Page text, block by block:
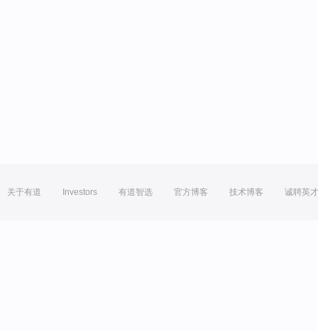
关于有道 Investors 有道智选 官方博客 技术博客 诚聘英才